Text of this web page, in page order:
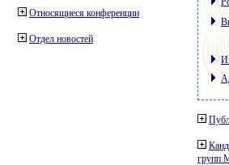
Относящиеся конференции
Отдел новостей
групп